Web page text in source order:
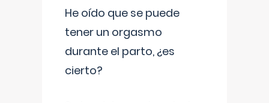
He oído que se puede
tener un orgasmo
durante el parto, ¿es
cierto?